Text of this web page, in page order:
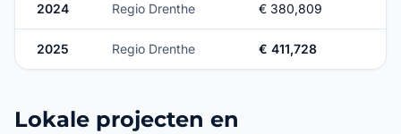
2024 Regio Drenthe € 380,809
2025 Regio Drenthe € 411,728
Lokale projecten en